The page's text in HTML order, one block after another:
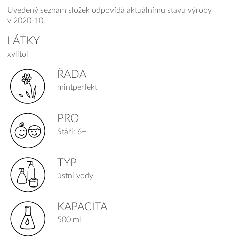
Uvedený seznam složek odpovídá aktuálnímu stavu výroby
v 2020-10.
LÁTKY
xylitol
ŘADA
mintperfekt
PRO
Stáří: 6+
TYP
ústní vody
KAPACITA
500 ml